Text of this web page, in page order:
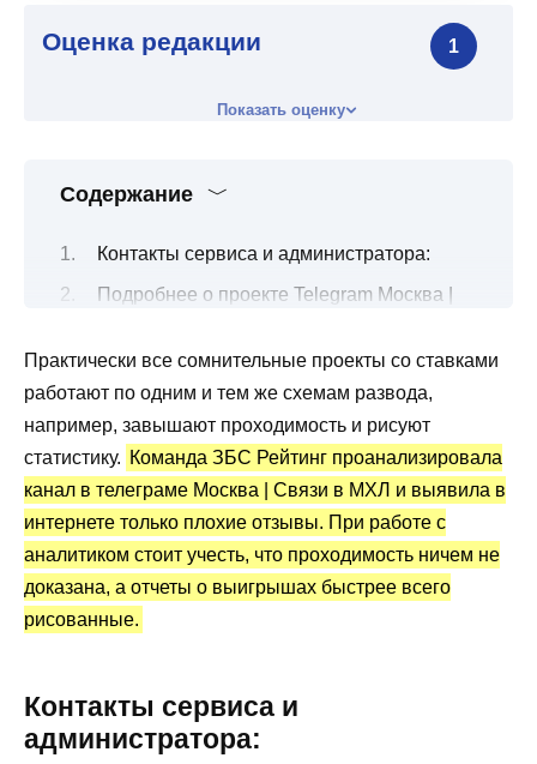
Оценка редакции 1
Показать оценку
Содержание
Контакты сервиса и администратора:
Подробнее о проекте Telegram Москва |
Все о прогнозах на хоккейные матчи
Канал Telegram Москва | Связи в МХЛ:
статистика и отзывы
Преимущества и недостатки
Практически все сомнительные проекты со ставками
работают по одним и тем же схемам развода,
например, завышают проходимость и рисуют
статистику. Команда ЗБС Рейтинг проанализировала
канал в телеграме Москва | Связи в МХЛ и выявила в
интернете только плохие отзывы. При работе с
аналитиком стоит учесть, что проходимость ничем не
доказана, а отчеты о выигрышах быстрее всего
рисованные.
Контакты сервиса и
администратора: